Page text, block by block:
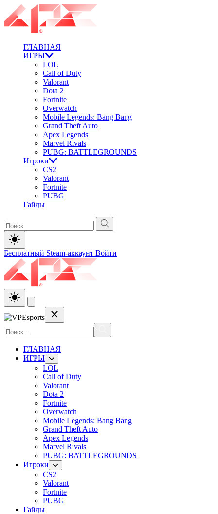
ГЛАВНАЯ
ИГРЫ
LOL
Call of Duty
Valorant
Dota 2
Fortnite
Overwatch
Mobile Legends: Bang Bang
Grand Theft Auto
Apex Legends
Marvel Rivals
PUBG: BATTLEGROUNDS
Игроки
CS2
Valorant
Fortnite
PUBG
Гайды
Бесплатный Steam-аккаунт Войти
ГЛАВНАЯ
ИГРЫ
LOL
Call of Duty
Valorant
Dota 2
Fortnite
Overwatch
Mobile Legends: Bang Bang
Grand Theft Auto
Apex Legends
Marvel Rivals
PUBG: BATTLEGROUNDS
Игроки
CS2
Valorant
Fortnite
PUBG
Гайды